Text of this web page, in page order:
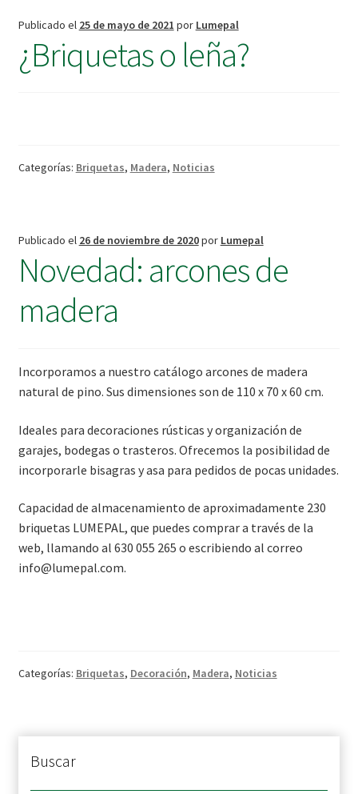
Publicado el 25 de mayo de 2021 por Lumepal
¿Briquetas o leña?
Categorías: Briquetas, Madera, Noticias
Publicado el 26 de noviembre de 2020por Lumepal
Novedad: arcones de
madera
Incorporamos a nuestro catálogo arcones de madera
natural de pino. Sus dimensiones son de 110 x 70 x 60 cm.
Ideales para decoraciones rústicas y organización de
garajes, bodegas o trasteros. Ofrecemos la posibilidad de
incorporarle bisagras y asa para pedidos de pocas unidades.
Capacidad de almacenamiento de aproximadamente 230
briquetas LUMEPAL, que puedes comprar a través de la
web, llamando al 630 055 265 o escribiendo al correo
info@lumepal.com.
Categorías: Briquetas, Decoración, Madera, Noticias
Buscar